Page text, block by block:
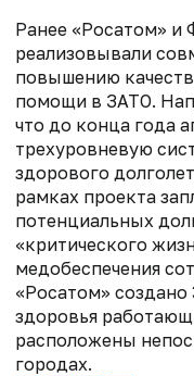
Ранее «Росатом»
реализовывали
повышению
помощи в ЗАТО.
что до конца года
трехуровневую
здорового
рамках проекта
потенциальных
«критического
медобеспечения
«Росатом»
здоровья
расположены
городах.